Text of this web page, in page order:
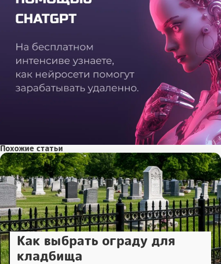
Похожие статьи
Как выбрать ограду для
кладбища